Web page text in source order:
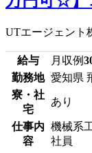
UTエージェント
給与 月収例
勤務地 愛知県
寮・社
宅
あり
仕事内
容
機械系
社員